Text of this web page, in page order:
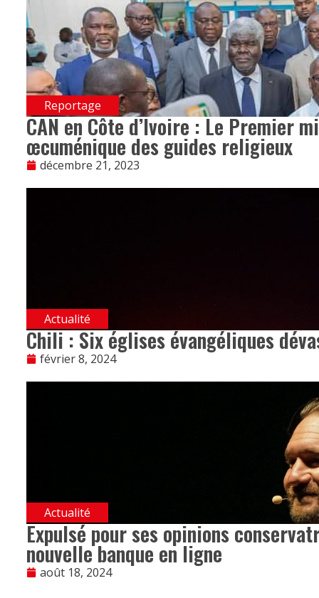
Reportage
CAN en Côte d’Ivoire : Le Premier
œcuménique des guides religieux
décembre 21, 2023
Actualité
Chili : Six églises évangéliques
février 8, 2024
Actualité
Expulsé pour ses opinions
nouvelle banque en ligne
août 18, 2024